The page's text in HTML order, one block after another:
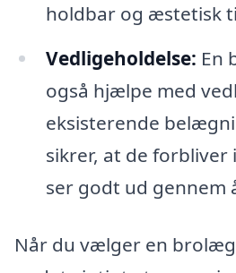
holdbar og æstetisk
Vedligeholdelse: En
også hjælpe med
eksisterende
sikrer, at de forbliver
ser godt ud gennem
Når du vælger en